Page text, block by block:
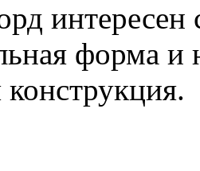
форма